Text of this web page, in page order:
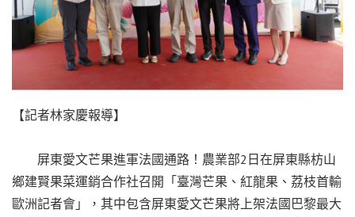
【記者林家慶報導】
屏東愛文芒果進軍法國通路！農業部2日在屏東縣枋山
鄉建賢果菜運銷合作社召開「臺灣芒果、紅龍果、荔枝首輸
歐洲記者會」，其中包含屏東愛文芒果將上架法國巴黎最大